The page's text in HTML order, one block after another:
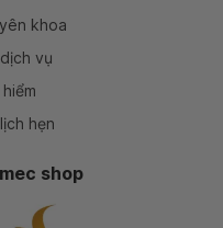
khoa
vụ
hẹn
shop